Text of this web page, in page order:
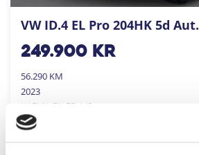
VW ID.4 EL Pro 204HK 5d Aut.
249.900kr
56.290 KM
2023
KARVIL BILER A/S